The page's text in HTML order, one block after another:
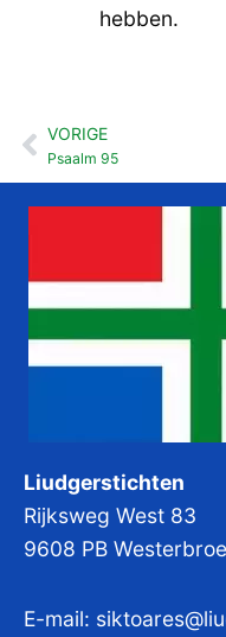
hebben.
Vorige
VORIGE
Psaalm 95
Liudgerstichten
Rijksweg West 83
9608 PB
E-mail: